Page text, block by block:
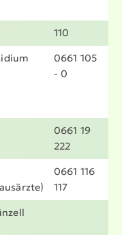
110
0661 105
- 0
0661 19
222
0661 116
117